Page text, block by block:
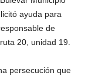
ayuda para
de
20, unidad 19.
persecución que